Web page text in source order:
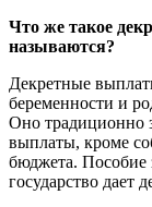
Что же такое
называются?
Декретные
беременности и
Оно традиционно
выплаты, кроме
бюджета. Пособие
государство дает